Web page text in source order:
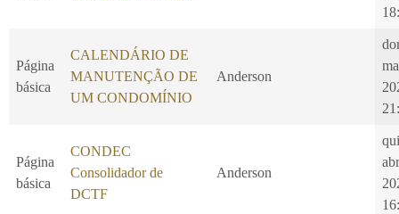
Página
básica
CALENDÁRIO DE
MANUTENÇÃO DE
UM CONDOMÍNIO
Anderson
Página
básica
CONDEC
Consolidador de
DCTF
Anderson
abr